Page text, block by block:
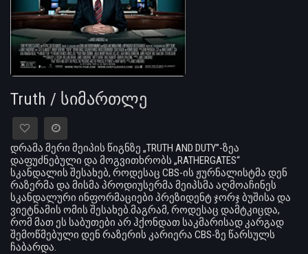
Truth / სიმართლე
დრამა მერი მეიპის წიგნზე „TRUTH AND DUTY”-ზეა
დაფუძნებული და მოგვითხრობს „RATHERGATES“
სკანდალის შესახებ, როდესაც CBS-ის ჟურნალისტმა დენ
რაზერმა და მისმა პროდიუსერმა მეიპსმა აღმოაჩინეს
სკანდალური ინფორმაციები პრეზიდენტ ჯორჯ ბუშისა და
ვიეტნამის ომის შესახებ.მაგრამ, როდესაც დამტკიცდა,
რომ მათ ეს საბუთები არ ჰქონდათ საკმარისად კარგად
შემოწმებული დენ რაზერის კარიერა CBS-ზე წარსულს
ჩაბარდა.